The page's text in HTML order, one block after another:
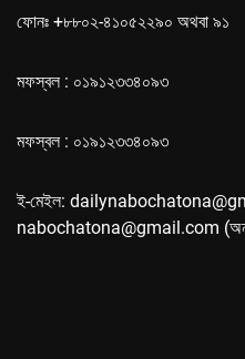
ফোনঃ +৮৮০২-৪১০৫২২৯০ অথবা ৯১
মফস্বল : ০১৯১২৩৩৪০৯৩
মফস্বল : ০১৯১২৩৩৪০৯৩
ই-মেইল:
nabochatona@gmail.com